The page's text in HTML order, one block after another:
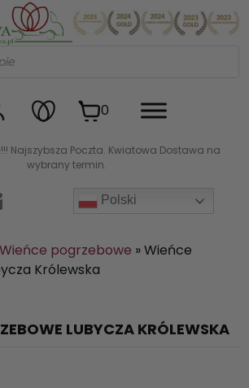
Najszybsza Poczta. Kwiatowa Dostawa na
wybrany termin.
Polski
Kwiaciarnia internetowa
0
Wieńce pogrzebowe »Wieńce
Królewska
LUBYCZA KRÓLEWSKA